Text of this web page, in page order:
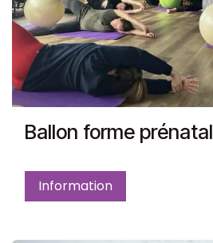
Ballon forme prénatal
Information